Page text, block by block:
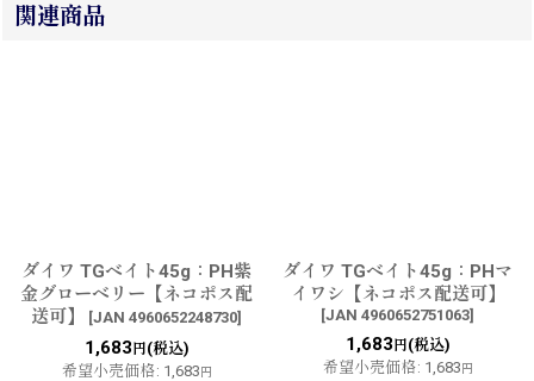
関連商品
ダイワ TGベイト45g：PH紫
金グローベリー【ネコポス配
送可】
[JAN 4960652248730]
1,683 円(税込)
希望小売価格: 1,683 円
ダイワ TGベイト45g：PHマ
イワシ【ネコポス配送可】
[JAN 4960652751063]
1,683 円(税込)
希望小売価格: 1,683 円